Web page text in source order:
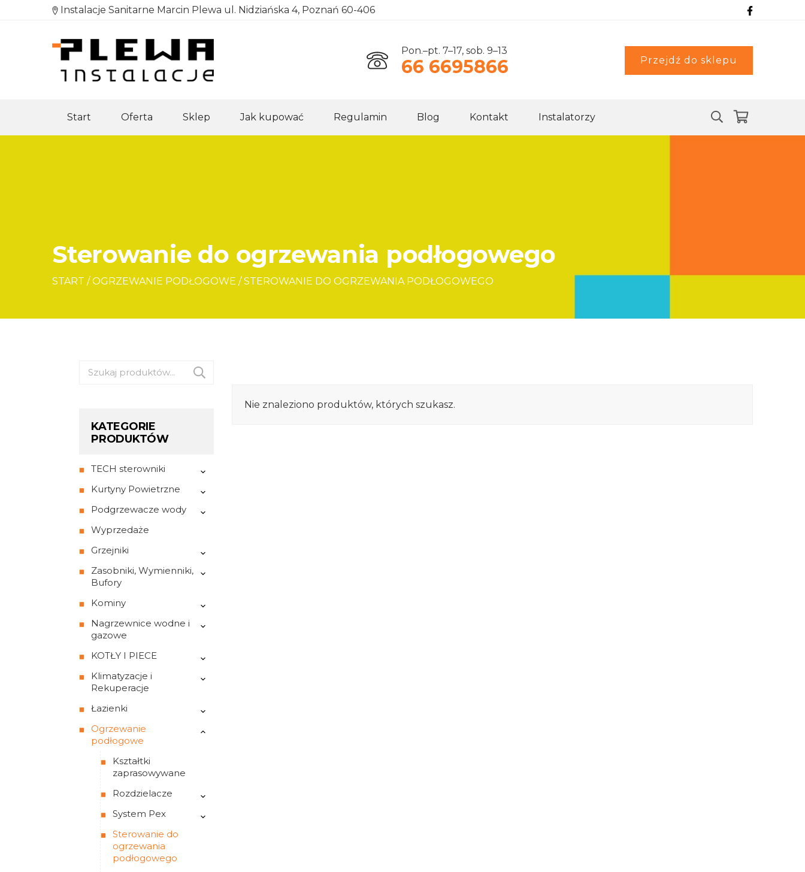
Instalacje Sanitarne Marcin Plewa ul. Nidziańska 4, Poznań 60-406
Pon.–pt. 7–17, sob. 9–13
66 6695866 Przejdź do sklepu
Start Oferta Sklep Jak kupować Regulamin Blog Kontakt Instalatorzy
Sterowanie do ogrzewania podłogowego
START / OGRZEWANIE PODŁOGOWE / STEROWANIE DO OGRZEWANIA PODŁOGOWEGO
Szukaj:
KATEGORIE
PRODUKTÓW
TECH sterowniki
Kurtyny Powietrzne
Podgrzewacze wody
Wyprzedaże
Grzejniki
Zasobniki, Wymienniki,
Bufory
Kominy
Nagrzewnice wodne i
gazowe
KOTŁY I PIECE
Klimatyzacje i
Rekuperacje
Łazienki
Ogrzewanie
podłogowe
Kształtki
zaprasowywane
Rozdzielacze
System Pex
Sterowanie do
ogrzewania
podłogowego
Nie znaleziono produktów, których szukasz.